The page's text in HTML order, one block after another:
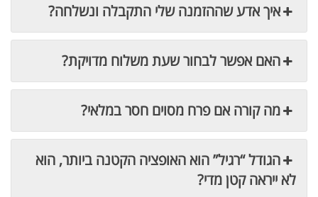
איך אדע שההזמנה שלי התקבלה ונשלחה?
האם אפשר לבחור שעת משלוח מדויקת?
מה קורה אם פרח מסוים חסר במלאי?
הגודל “רגיל” הוא האופציה הקטנה ביותר, הוא
לא ייראה קטן מדי?